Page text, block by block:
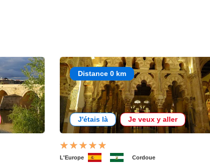
Distance 0 km
J'étais là Je veux y aller
L'Europe Cordoue